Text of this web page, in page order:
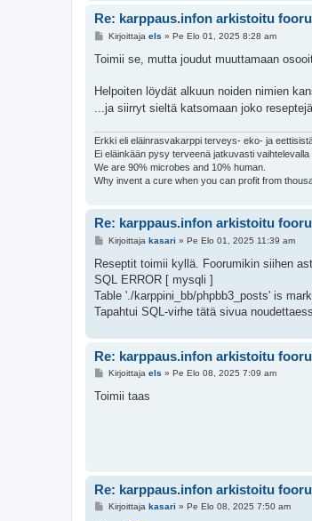
Re: karppaus.infon arkistoitu
V
e
i
Kirjoittaja els » Pe Elo 01, 2025 8:28 am
Toimii se, mutta joudut muuttamaan
Helpoiten löydät alkuun noiden nimien
...ja siirryt sieltä katsomaan joko
Erkki eli eläinrasvakarppi terveys- eko- ja
Ei eläinkään pysy terveenä jatkuvasti
We are 90% microbes and 10% human.
Why invent a cure when you can profit from
Re: karppaus.infon arkistoitu
V
e
t
i
Kirjoittaja kasari » Pe Elo 01, 2025 11:39 am
Reseptit toimii kyllä. Foorumikin siihen
SQL ERROR [ mysqli ]
Table './karppini_bb/phpbb3_posts' is
Tapahtui SQL-virhe tätä sivua
Re: karppaus.infon arkistoitu
V
e
Kirjoittaja els » Pe Elo 08, 2025 7:09 am
Toimii taas
Re: karppaus.infon arkistoitu
VKirjoittaja kasari » Pe Elo 08, 2025 7:50 am